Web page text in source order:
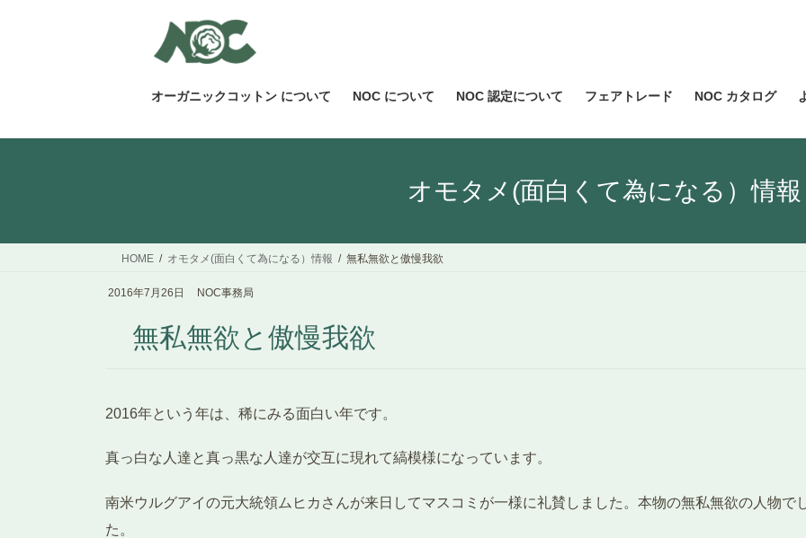
ス
ン
オーガニックコットン について NOC について NOC 認定について フェアトレード NOC カタログ
オモタメ(面白くて為になる）情報
HOME オモタメ(面白くて為になる）情報 無私無欲と傲慢我欲
2016年7月26日 NOC事務局
無私無欲と傲慢我欲
2016年という年は、稀にみる面白い年です。
真っ白な人達と真っ黒な人達が交互に現れて縞模様になっています。
南米ウルグアイの元大統領ムヒカさんが来日してマスコミが一様に礼賛しました。本物の無私無欲の人物で
た。